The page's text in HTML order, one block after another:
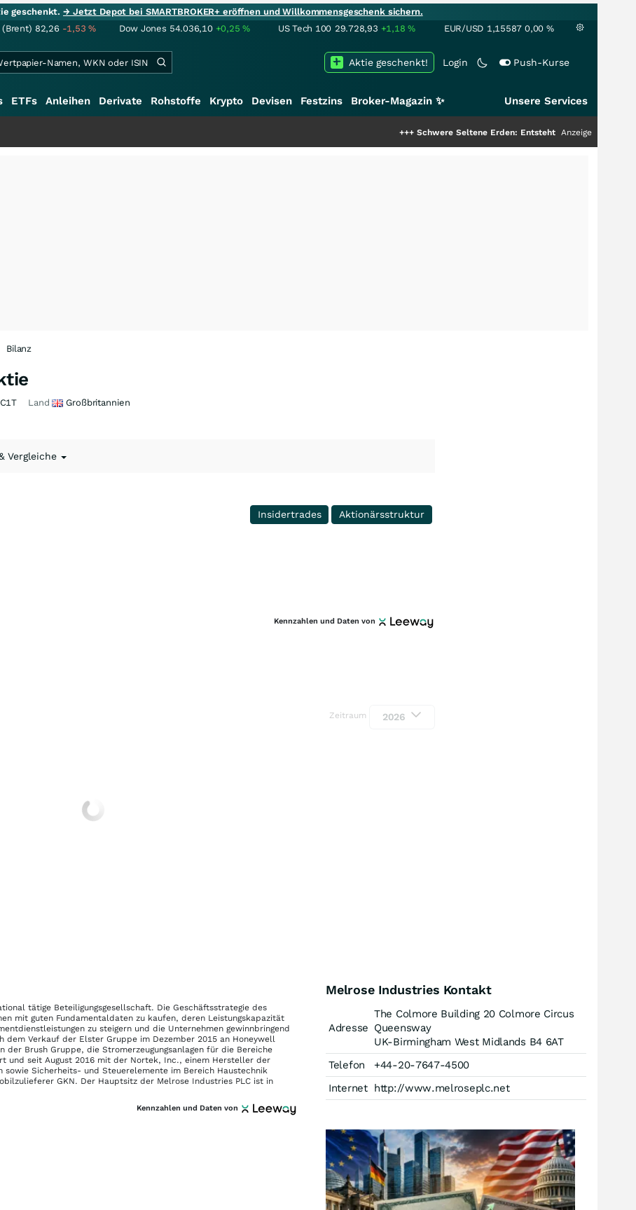
geschenkt.→ Jetzt Depot bei SMARTBROKER+ eröffnen und Willkommensgeschenk sichern.
(Brent) 82,26 -1,53% Dow Jones 54.036,10 +0,25% US Tech 100 29.728,93 +1,18% EUR/USD 1,15587 0,00 %
Login Push-Kurse
Aktie geschenkt!
ETFs Anleihen Derivate Rohstoffe Krypto Devisen Festzins Broker-Magazin ✨ Unsere Services
Schwere Seltene Erden: Entsteht hier die nächste
Anzeige
Bilanz
Land Großbritannien
Vergleiche
Insidertrades Aktionärsstruktur
Kennzahlen und Daten von
Zeitraum 2026
tätige Beteiligungsgesellschaft. Die Geschäftsstrategie des
mit guten Fundamentaldaten zu kaufen, deren Leistungskapazität
zu steigern und die Unternehmen gewinnbringend
Verkauf der Elster Gruppe im Dezember 2015 an Honeywell
Brush Gruppe, die Stromerzeugungsanlagen für die Bereiche
und seit August 2016 mit der Nortek, Inc., einem Hersteller der
sowie Sicherheits- und Steuerelemente im Bereich Haustechnik
GKN. Der Hauptsitz der Melrose Industries PLC ist in
Kennzahlen und Daten von
Melrose Industries Kontakt
Adresse
The Colmore Building 20 Colmore Circus
Queensway
UK-Birmingham West Midlands B4 6AT
Telefon
+44-20-7647-4500
Internet http://www.melroseplc.net